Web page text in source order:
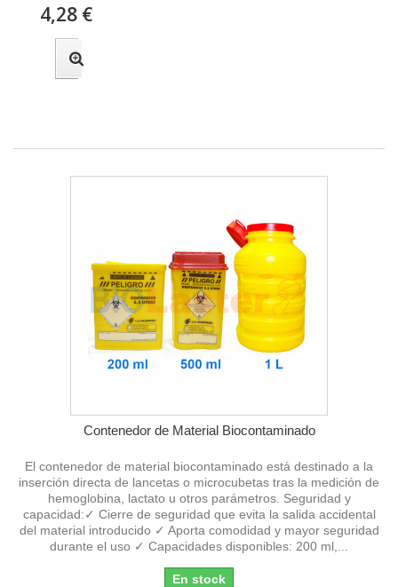
4,28 €
Contenedor de Material Biocontaminado
El contenedor de material biocontaminado está destinado a la
inserción directa de lancetas o microcubetas tras la medición de
hemoglobina, lactato u otros parámetros. Seguridad y
capacidad:✓ Cierre de seguridad que evita la salida accidental
del material introducido ✓ Aporta comodidad y mayor seguridad
durante el uso ✓ Capacidades disponibles: 200 ml,...
En stock